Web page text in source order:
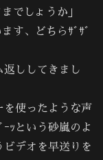
でしょうか」
す、どちらｻﾞｻﾞ
返ししてきまし
使ったような声
ｯという砂嵐のよ
ビデオを早送りを